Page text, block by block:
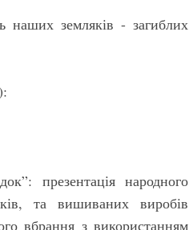
наших земляків - загиблих
презентація народного
та вишиваних виробів
вбрання з використанням